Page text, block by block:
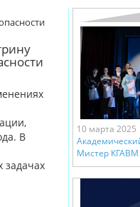
В
задачах
10 марта 2025
Мистер КГАВМ